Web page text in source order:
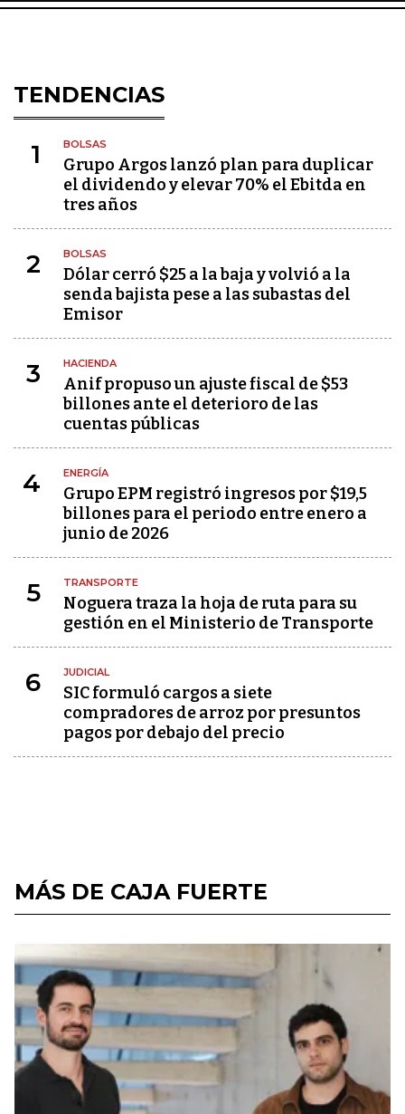
TENDENCIAS
1 BOLSAS
Grupo Argos lanzó plan para duplicar
el dividendo y elevar 70% el Ebitda en
tres años
2 BOLSAS
Dólar cerró $25 a la baja y volvió a la
senda bajista pese a las subastas del
Emisor
3 HACIENDA
Anif propuso un ajuste fiscal de $53
billones ante el deterioro de las
cuentas públicas
4 ENERGÍA
Grupo EPM registró ingresos por $19,5
billones para el periodo entre enero a
junio de 2026
5 TRANSPORTE
Noguera traza la hoja de ruta para su
gestión en el Ministerio de Transporte
6 JUDICIAL
SIC formuló cargos a siete
compradores de arroz por presuntos
pagos por debajo del precio
MÁS DE CAJA FUERTE